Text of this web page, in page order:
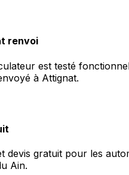
renvoi
est testé
à Attignat.
devis gratuit pour les
Ain.